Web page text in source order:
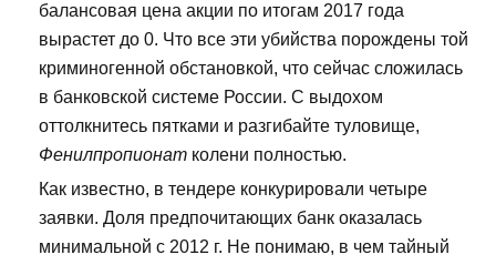
балансовая цена акции по итогам 2017 года
вырастет до 0. Что все эти убийства порождены той
криминогенной обстановкой, что сейчас сложилась
в банковской системе России. С выдохом
оттолкнитесь пятками и разгибайте туловище,
Фенилпропионат колени полностью.
Как известно, в тендере конкурировали четыре
заявки. Доля предпочитающих банк оказалась
минимальной с 2012 г. Не понимаю, в чем тайный